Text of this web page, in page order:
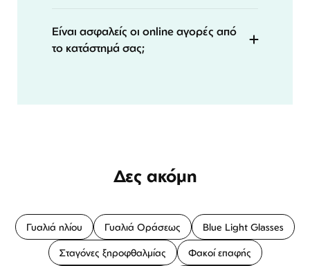
Είναι ασφαλείς οι online αγορές από
το κατάστημά σας;
Δες ακόμη
Γυαλιά ηλίου Γυαλιά Οράσεως Blue Light Glasses
Σταγόνες ξηροφθαλμίας Φακοί επαφής